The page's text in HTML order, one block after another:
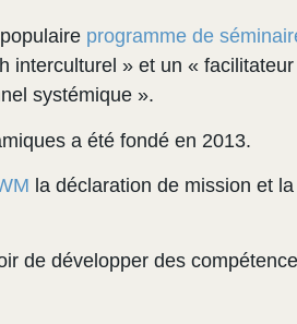
programme de
» et un «
systémique ».
a été fondé en 2013.
la déclaration de mission et
de développer des